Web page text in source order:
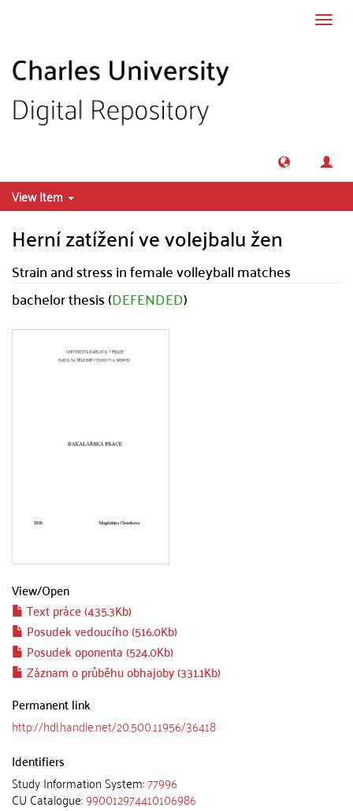
View Item
Herní zatížení ve volejbalu žen
Strain and stress in female volleyball matches
bachelor thesis (DEFENDED)
View/Open
Text práce (435.3Kb)
Posudek vedoucího (516.0Kb)
Posudek oponenta (524.0Kb)
Záznam o průběhu obhajoby (331.1Kb)
Permanent link
http://hdl.handle.net/20.500.11956/36418
Identifiers
Study Information System:77996
CU Catalogue:990012974410106986